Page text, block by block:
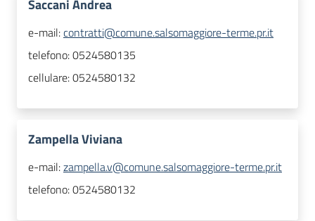
Saccani Andrea
e-mail:contratti@comune.salsomaggiore-terme.pr.it
telefono:0524580135
cellulare:0524580132
Zampella Viviana
e-mail:zampella.v@comune.salsomaggiore-terme.pr.it
telefono:0524580132